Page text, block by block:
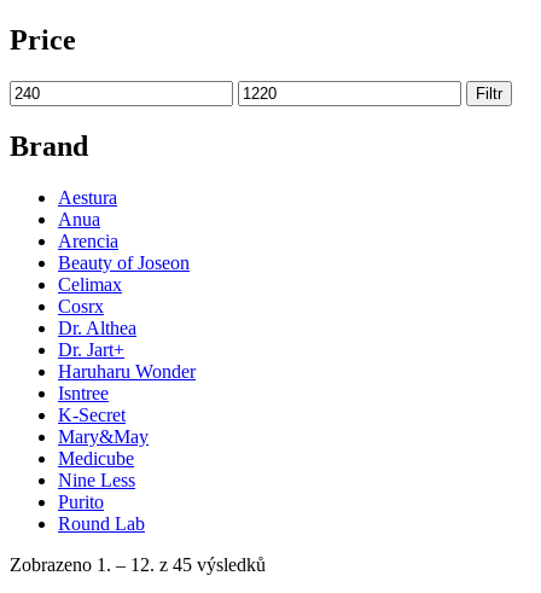
Price
Filtr
Brand
Aestura
Anua
Arencia
Beauty of Joseon
Celimax
Cosrx
Dr. Althea
Dr. Jart+
Haruharu Wonder
Isntree
K-Secret
Mary&May
Medicube
Nine Less
Purito
Round Lab
Zobrazeno 1. – 12. z 45 výsledků